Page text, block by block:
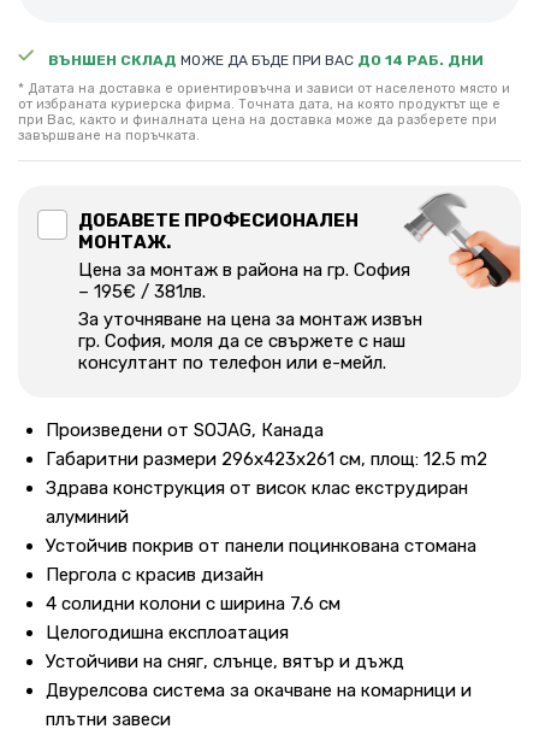
ВЪНШЕН СКЛАД МОЖЕ ДА БЪДЕ ПРИ ВАС ДО 14 РАБ. ДНИ
* Датата на доставка е ориентировъчна и зависи от населеното място и
от избраната куриерска фирма. Точната дата, на която продуктът ще е
при Вас, както и финалната цена на доставка може да разберете при
завършване на поръчката.
ДОБАВЕТЕ ПРОФЕСИОНАЛЕН
МОНТАЖ.
Цена за монтаж в района на гр. София
– 195€ / 381лв.
За уточняване на цена за монтаж извън
гр. София, моля да се свържете с наш
консултант по телефон или е-мейл.
Произведени от SOJAG, Канада
Габаритни размери 296х423х261 см, площ: 12.5 m2
Здрава конструкция от висок клас екструдиран
алуминий
Устойчив покрив от панели поцинкована стомана
Пергола с красив дизайн
4 солидни колони с ширина 7.6 см
Целогодишна експлоатация
Устойчиви на сняг, слънце, вятър и дъжд
Двурелсова система за окачване на комарници и
плътни завеси